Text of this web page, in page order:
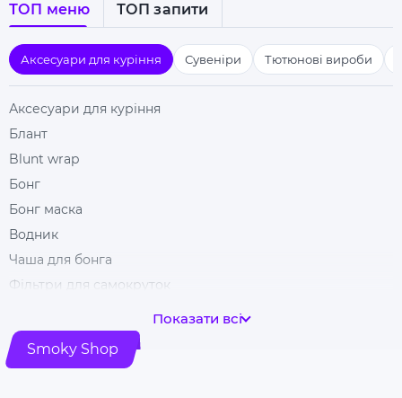
ТОП меню ТОП запити
Аксесуари для куріння Сувеніри Тютюнові вироби
Аксесуари для куріння
Блант
Blunt wrap
Бонг
Бонг маска
Водник
Чаша для бонга
Фільтри для самокруток
Гріндери
Ковпак для куріння
Показати всі
Smoky Shop